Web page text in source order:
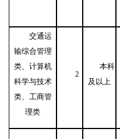
交通运
输综合管理
类、计算机
科学与技术
类、工商管
理类
2
本科
及以上